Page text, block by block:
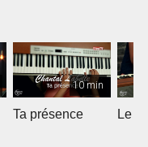
10 min
Ta présence Le